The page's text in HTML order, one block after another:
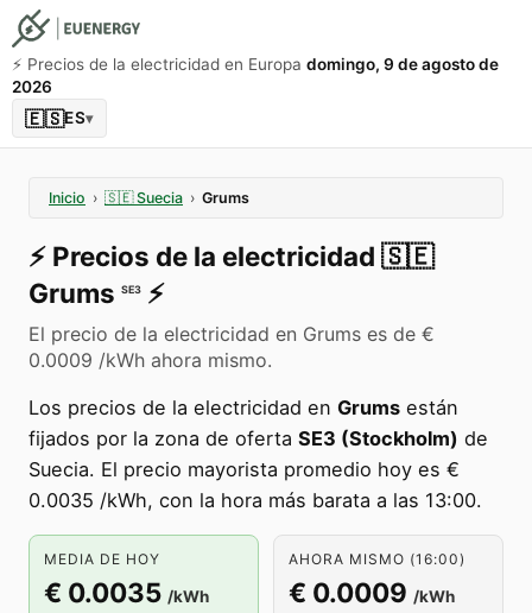
⚡️ Precios de la electricidad en Europa domingo, 9 de agosto de
2026
🇪🇸ES▾
Inicio › 🇸🇪 Suecia › Grums
⚡️ Precios de la electricidad 🇸🇪
Grums SE3 ⚡️
El precio de la electricidad en Grums es de €
0.0009 /kWh ahora mismo.
Los precios de la electricidad en Grums están
fijados por la zona de oferta SE3 (Stockholm) de
Suecia. El precio mayorista promedio hoy es €
0.0035 /kWh, con la hora más barata a las 13:00.
MEDIA DE HOY
€ 0.0035 /kWh
AHORA MISMO (16:00)
€ 0.0009 /kWh